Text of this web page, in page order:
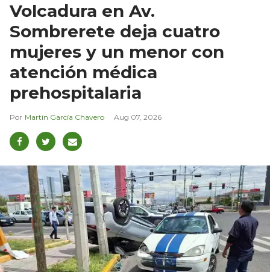
Volcadura en Av.
Sombrerete deja cuatro
mujeres y un menor con
atención médica
prehospitalaria
Martín García Chavero Aug 07, 2026